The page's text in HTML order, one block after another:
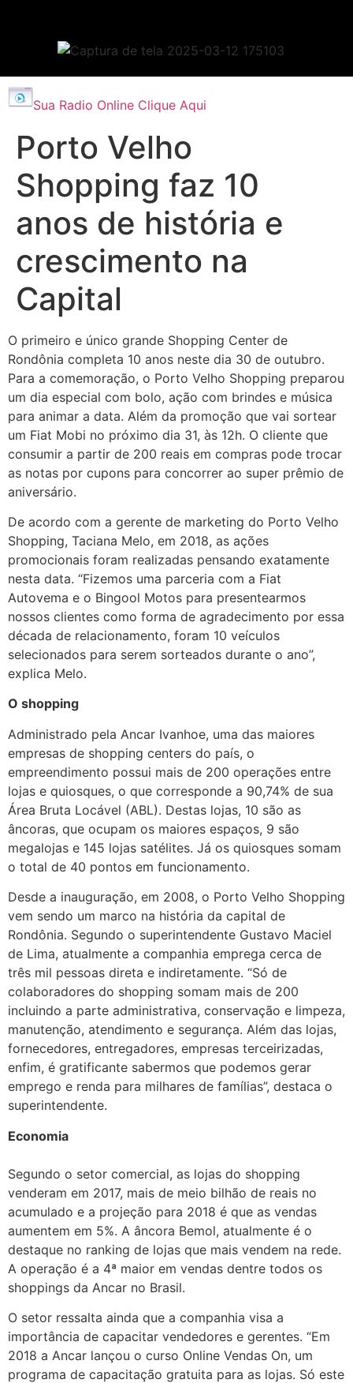
Sua Radio Online Clique Aqui
Porto Velho
Shopping faz 10
anos de história e
crescimento na
Capital
O primeiro e único grande Shopping Center de
Rondônia completa 10 anos neste dia 30 de outubro.
Para a comemoração, o Porto Velho Shopping preparou
um dia especial com bolo, ação com brindes e música
para animar a data. Além da promoção que vai sortear
um Fiat Mobi no próximo dia 31, às 12h. O cliente que
consumir a partir de 200 reais em compras pode trocar
as notas por cupons para concorrer ao super prêmio de
aniversário.
De acordo com a gerente de marketing do Porto Velho
Shopping, Taciana Melo, em 2018, as ações
promocionais foram realizadas pensando exatamente
nesta data. “Fizemos uma parceria com a Fiat
Autovema e o Bingool Motos para presentearmos
nossos clientes como forma de agradecimento por essa
década de relacionamento, foram 10 veículos
selecionados para serem sorteados durante o ano”,
explica Melo.
O shopping
Administrado pela Ancar Ivanhoe, uma das maiores
empresas de shopping centers do país, o
empreendimento possui mais de 200 operações entre
lojas e quiosques, o que corresponde a 90,74% de sua
Área Bruta Locável (ABL). Destas lojas, 10 são as
âncoras, que ocupam os maiores espaços, 9 são
megalojas e 145 lojas satélites. Já os quiosques somam
o total de 40 pontos em funcionamento.
Desde a inauguração, em 2008, o Porto Velho Shopping
vem sendo um marco na história da capital de
Rondônia. Segundo o superintendente Gustavo Maciel
de Lima, atualmente a companhia emprega cerca de
três mil pessoas direta e indiretamente. “Só de
colaboradores do shopping somam mais de 200
incluindo a parte administrativa, conservação e limpeza,
manutenção, atendimento e segurança. Além das lojas,
fornecedores, entregadores, empresas terceirizadas,
enfim, é gratificante sabermos que podemos gerar
emprego e renda para milhares de famílias”, destaca o
superintendente.
Economia
Segundo o setor comercial, as lojas do shopping
venderam em 2017, mais de meio bilhão de reais no
acumulado e a projeção para 2018 é que as vendas
aumentem em 5%. A âncora Bemol, atualmente é o
destaque no ranking de lojas que mais vendem na rede.
A operação é a 4ª maior em vendas dentre todos os
shoppings da Ancar no Brasil.
O setor ressalta ainda que a companhia visa a
importância de capacitar vendedores e gerentes. “Em
2018 a Ancar lançou o curso Online Vendas On, um
programa de capacitação gratuita para as lojas. Só este